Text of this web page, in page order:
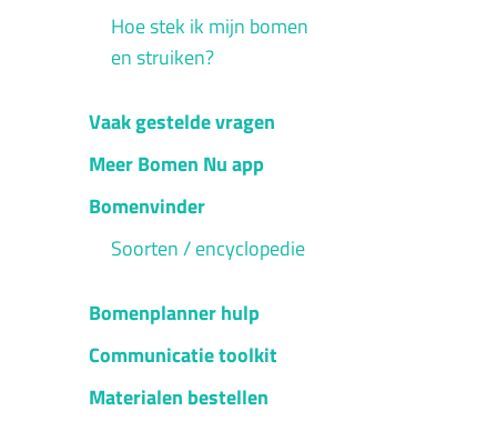
Hoe stek ik mijn bomen
en struiken?
Vaak gestelde vragen
Meer Bomen Nu app
Bomenvinder
Soorten / encyclopedie
Bomenplanner hulp
Communicatie toolkit
Materialen bestellen